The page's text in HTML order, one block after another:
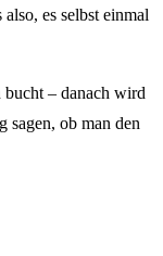
es selbst einmal
bucht – danach wird
sagen, ob man den